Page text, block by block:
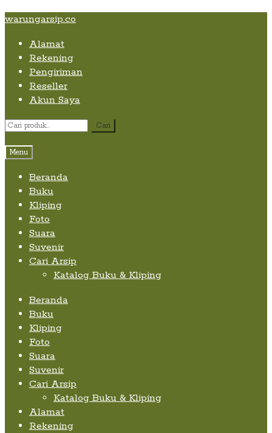
Skip
content
Skip
navigation
Skip
content
warungarsip.co
Alamat
Rekening
Pengiriman
Reseller
Akun Saya
Pencarian
Cari
Menu
Beranda
Buku
Kliping
Foto
Suara
Suvenir
Cari Arsip
Katalog Buku & Kliping
Beranda
Buku
Kliping
Foto
Suara
Suvenir
Cari Arsip
Katalog Buku & Kliping
Alamat
Rekening